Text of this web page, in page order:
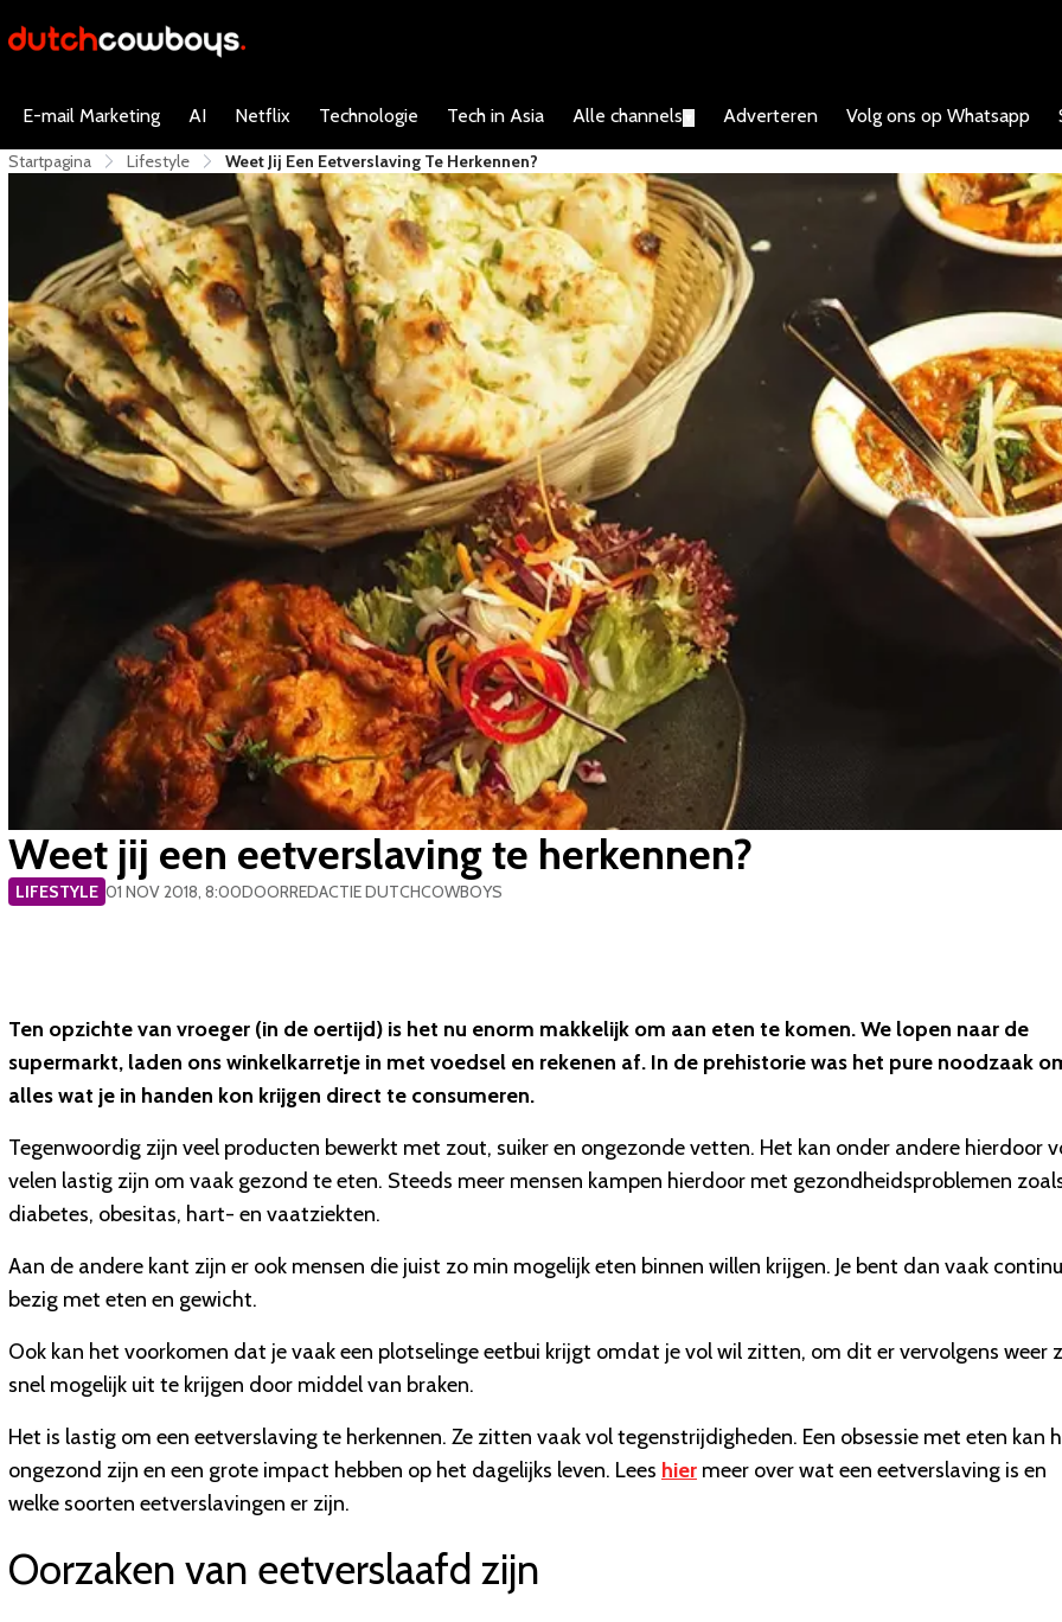
E-mail Marketing AI Netflix Technologie Tech in Asia Alle channels Adverteren Volg ons op Whatsapp
Startpagina Lifestyle Weet Jij Een Eetverslaving Te Herkennen?
Weet jij een eetverslaving te herkennen?
LIFESTYLE 01 NOV 2018, 8:00DOORREDACTIE DUTCHCOWBOYS
Ten opzichte van vroeger (in de oertijd) is het nu enorm makkelijk om aan eten te komen. We lopen naar de
supermarkt, laden ons winkelkarretje in met voedsel en rekenen af. In de prehistorie was het pure noodzaak
alles wat je in handen kon krijgen direct te consumeren.
Tegenwoordig zijn veel producten bewerkt met zout, suiker en ongezonde vetten. Het kan onder andere hierdoor
velen lastig zijn om vaak gezond te eten. Steeds meer mensen kampen hierdoor met gezondheidsproblemen
diabetes, obesitas, hart- en vaatziekten.
Aan de andere kant zijn er ook mensen die juist zo min mogelijk eten binnen willen krijgen. Je bent dan vaak
bezig met eten en gewicht.
Ook kan het voorkomen dat je vaak een plotselinge eetbui krijgt omdat je vol wil zitten, om dit er vervolgens weer
snel mogelijk uit te krijgen door middel van braken.
Het is lastig om een eetverslaving te herkennen. Ze zitten vaak vol tegenstrijdigheden. Een obsessie met eten kan
ongezond zijn en een grote impact hebben op het dagelijks leven. Lees hier meer over wat een eetverslaving is en
welke soorten eetverslavingen er zijn.
Oorzaken van eetverslaafd zijn